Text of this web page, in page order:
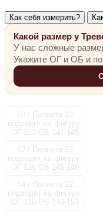
Как себя измерить?
Какой размер у
У нас сложные
Укажите ОГ и ОБ и
60 / Полнота 22
подходит на фигуру:
ОГ 122 ОБ 141-145
62 / Полнота 22
подходит на фигуру:
ОГ 126 ОБ 145-149
64 / Полнота 22
подходит на фигуру:
ОГ 130 ОБ 149-153